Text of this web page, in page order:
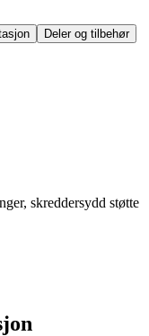
Deler og tilbehør
skreddersydd støtte